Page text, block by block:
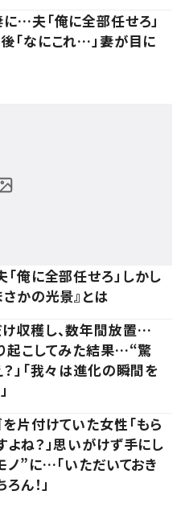
…夫「俺に全部任せろ」
「なにこれ…」妻が目に
俺に全部任せろ」しかし
かの光景』とは
収穫し、数年間放置…
起こしてみた結果…“驚
」「我々は進化の瞬間を
片付けていた女性「もら
よね？」思いがけず手にし
ノ”に…「いただいておき
ろん！」